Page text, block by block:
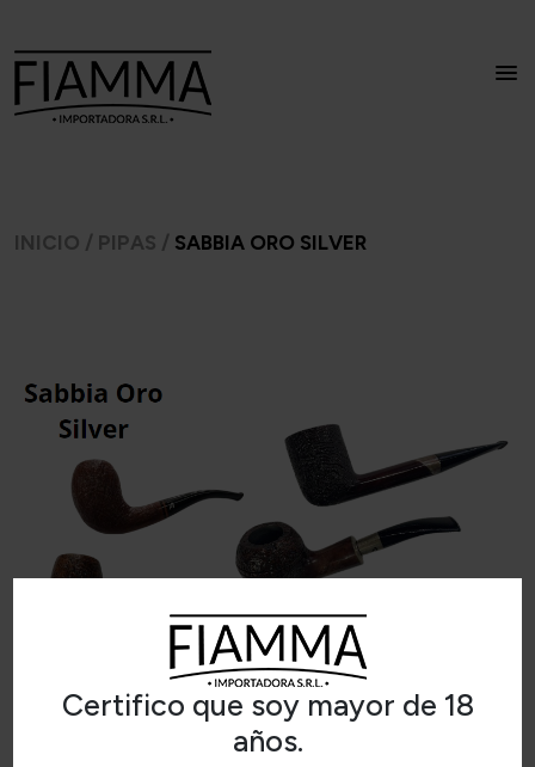
Certifico que soy mayor de 18
años.
INICIO / PIPAS / SABBIA ORO SILVER